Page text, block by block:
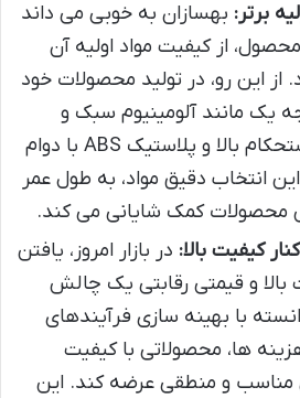
برتر: بهسازان به خوبی می داند
از کیفیت مواد اولیه آن
این رو، در تولید محصولات خود
یک مانند آلومینیوم سبک و
مقاوم، زاماک با استحکام بالا و پلاستیک ABS با دوام
انتخاب دقیق مواد، به طول عمر
محصولات کمک شایانی می کند.
کیفیت بالا: در بازار امروز، یافتن
و قیمتی رقابتی یک چالش
با بهینه سازی فرآیندهای
ها، محصولاتی با کیفیت
مناسب و منطقی عرضه کند. این